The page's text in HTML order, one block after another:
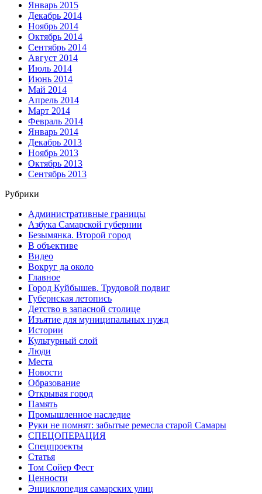
Январь 2015
Декабрь 2014
Ноябрь 2014
Октябрь 2014
Сентябрь 2014
Август 2014
Июль 2014
Июнь 2014
Май 2014
Апрель 2014
Март 2014
Февраль 2014
Январь 2014
Декабрь 2013
Ноябрь 2013
Октябрь 2013
Сентябрь 2013
Рубрики
Административные границы
Азбука Самарской губернии
Безымянка. Второй город
В объективе
Видео
Вокруг да около
Главное
Город Куйбышев. Трудовой подвиг
Губернская летопись
Детство в запасной столице
Изъятие для муниципальных нужд
Истории
Культурный слой
Люди
Места
Новости
Образование
Открывая город
Память
Промышленное наследие
Руки не помнят: забытые ремесла старой Самары
СПЕЦОПЕРАЦИЯ
Спецпроекты
Статья
Том Сойер Фест
Ценности
Энциклопедия самарских улиц